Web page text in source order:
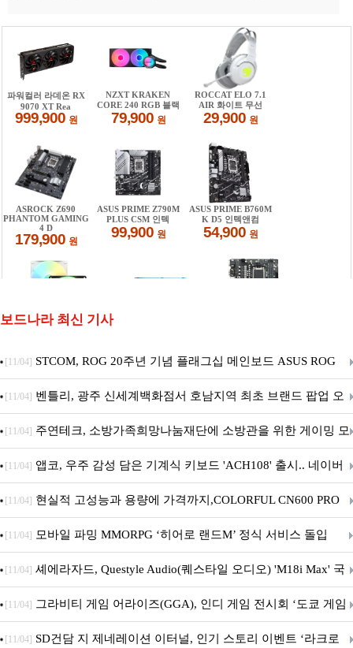
보드나라 최신 기사
[11/04] STCOM, ROG 20주년 기념 플래그십 메인보드 ASUS ROG
Crosshair X870E EDITION 20 국내 출시 예정
[11/04] 벤틀리, 광주 신세계백화점서 호남지역 최초 브랜드 팝업 오
픈
[11/04] 주연테크, 소방가족희망나눔재단에 소방관을 위한 게이밍 모
니터·스마트 펫 침대 기부
[11/04] 앱코, 우주 감성 담은 기계식 키보드 'ACH108' 출시.. 네이버
브랜드데이 기획전 진행
[11/04] 현실적 고성능과 용량에 가격까지,COLORFUL CN600 PRO
M.2 NVMe 디앤디컴 1TB
[11/04] 모바일 파밍 MMORPG ‘히어로 랜드M’ 정식 서비스 돌입
[11/04] 셰에라자드, Questyle Audio(퀘스타일 오디오) 'M18i Max' 국
내 정식 출시
[11/04] 그라비티 게임 어라이즈(GGA), 인디 게임 전시회 ‘도쿄 게임
던전 13’ 참가!
[11/04] SD건담 지 제네레이션 이터널, 인기 스토리 이벤트 ‘라크로